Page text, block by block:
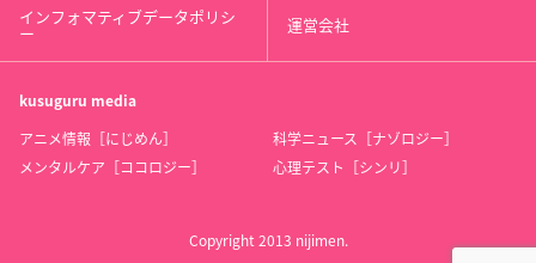
インフォマティブデータポリシ
ー 運営会社
kusuguru media
アニメ情報［にじめん］
科学ニュース［ナゾロジー］
メンタルケア［ココロジー］
心理テスト［シンリ］
Copyright 2013 nijimen.